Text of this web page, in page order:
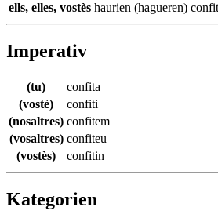
ells, elles, vostès haurien (hagueren)
Imperativ
(tu)
confita
(vostè)
confiti
(nosaltres) confitem
(vosaltres) confiteu
(vostès)
confitin
Kategorien